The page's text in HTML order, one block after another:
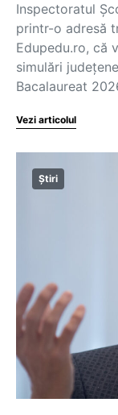
Inspectoratul
printr-o adresă
Edupedu.ro, că
simulări
Bacalaureat
Vezi articolul
Știri